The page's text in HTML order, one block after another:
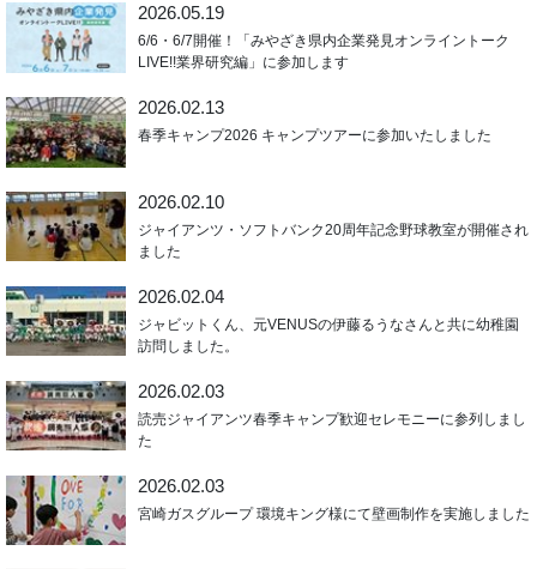
2026.05.19
6/6・6/7開催！「みやざき県内企業発見オンライントーク
LIVE!!業界研究編」に参加します
2026.02.13
春季キャンプ2026 キャンプツアーに参加いたしました
2026.02.10
ジャイアンツ・ソフトバンク20周年記念野球教室が開催され
ました
2026.02.04
ジャビットくん、元VENUSの伊藤るうなさんと共に幼稚園
訪問しました。
2026.02.03
読売ジャイアンツ春季キャンプ歓迎セレモニーに参列しまし
た
2026.02.03
宮崎ガスグループ 環境キング様にて壁画制作を実施しました